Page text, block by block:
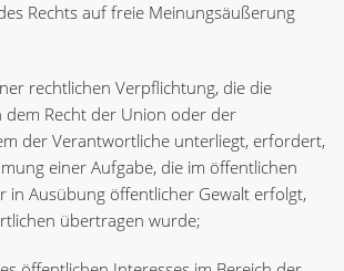
Rechts auf freie Meinungsäußerung
rechtlichen Verpflichtung, die die
dem Recht der Union oder der
der Verantwortliche unterliegt, erfordert,
einer Aufgabe, die im öffentlichen
in Ausübung öffentlicher Gewalt erfolgt,
übertragen wurde;